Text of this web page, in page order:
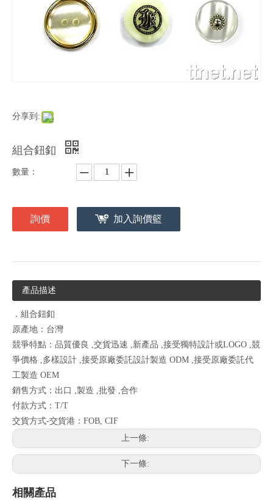
分享到:
組合鈕釦
數量：
詢價 加入詢價籃
產品描述
．組合鈕釦
原產地：台灣
競爭特點：品質優良 ,交貨迅速 ,新產品 ,接受獨特設計或LOGO ,競
爭價格 ,多樣設計 ,接受原廠委託設計製造 ODM ,接受原廠委託代
工製造 OEM
銷售方式：出口 ,製造 ,批發 ,合作
付款方式：T/T
交貨方式-交貨港：FOB, CIF
上一條:
下一條:
相關產品